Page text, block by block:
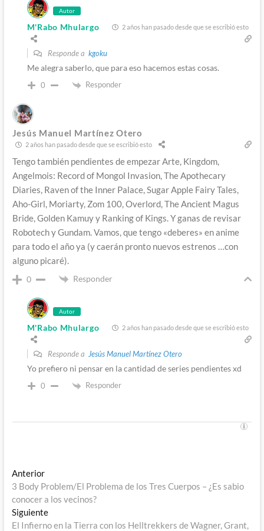
Autor
M'Rabo Mhulargo 2 años han pasado desde que se escribió esto
Responde a kgoku
Me alegra saberlo, que para eso hacemos estas cosas.
0 Responder
Jesús Manuel Martínez Otero
2 años han pasado desde que se escribió esto
Tengo también pendientes de empezar Arte, Kingdom,
Angelmois: Record of Mongol Invasion, The Apothecary
Diaries, Raven of the Inner Palace, Sugar Apple Fairy Tales,
Aho-Girl, Moriarty, Zom 100, Overlord, The Ancient Magus
Bride, Golden Kamuy y Ranking of Kings. Y ganas de revisar
Robotech y Gundam. Vamos, que tengo «deberes» en anime
para todo el año ya (y caerán pronto nuevos estrenos …con
alguno picaré).
0 Responder
Autor
M'Rabo Mhulargo 2 años han pasado desde que se escribió esto
Responde a Jesús Manuel Martínez Otero
Yo prefiero ni pensar en la cantidad de series pendientes xd
0 Responder
Navegación
de
entradas
AnteriorEntrada
anterior:
3 Body Problem/El Problema de los Tres Cuerpos – ¿Es sabio
conocer a los vecinos?
SiguienteEntrada
siguiente:
El Infierno en la Tierra con los Helltrekkers de Wagner, Grant,